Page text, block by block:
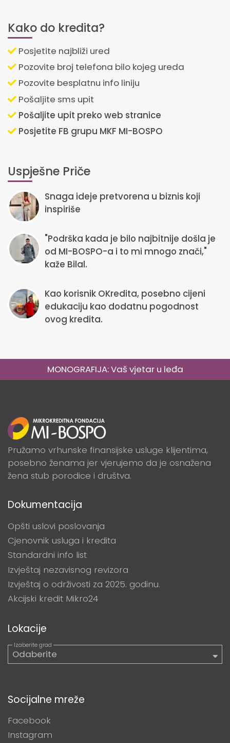
Kako do kredita?
Posjetite najbliži ured
Pozovite broj telefona bilo kojeg ureda
Pozovite besplatnu info liniju
Pošaljite sms upit
Pošaljite upit preko web stranice
Posjetite FB grupu MKF MI-BOSPO
Uspješne Priče
Snaga ideje pretvorena u biznis koji
inspiriše
"Podrška kada je bilo najbitnije došla je
od MI-BOSPO-a i to mi mnogo znači,"
kaže Bilal.
Kao korisnik OKredita, posebno cijeni
edukaciju kao dodatnu pogodnost
ovog kredita.
MONOGRAFIJA: Vaš vjetar u leđa
Pružamo vrhunske finansijske usluge klijentima,
posebno ženama jer vjerujemo da je osnažena
žena stub porodice i društva.
Dokumentacija
Opšti uslovi poslovanja
Cjenovnik usluga i kredita
Standardni info list
Izvještaj nezavisnog revizora
Izvještaj o održivosti za 2025. godinu.
Akcijski kredit Mikro24
Lokacije
Socijalne mreže
Facebook
Instagram